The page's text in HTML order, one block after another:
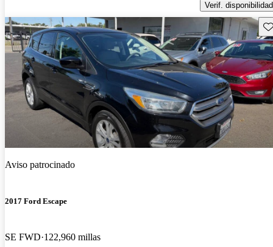
Verif. disponibilidad
Aviso patrocinado
2017 Ford Escape
SE FWD 122,960 millas